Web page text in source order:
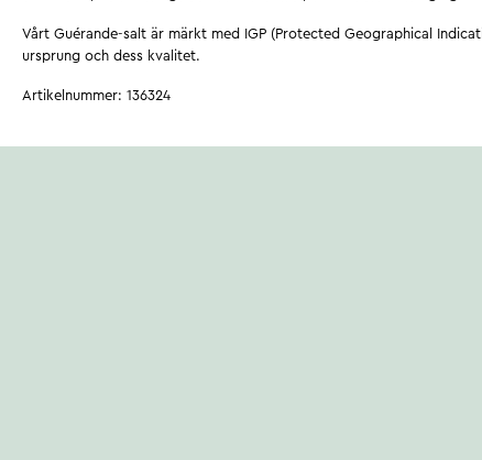
Vårt Guérande-salt är märkt med IGP (Protected Geographical
ursprung och dess kvalitet.
Artikelnummer: 136324